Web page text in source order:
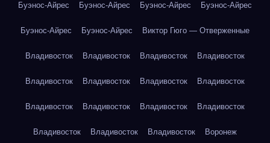
Буэнос-Айрес Буэнос-Айрес Буэнос-Айрес Буэнос-Айрес
Буэнос-Айрес Буэнос-Айрес Виктор Гюго — Отверженные
Владивосток Владивосток Владивосток Владивосток
Владивосток Владивосток Владивосток Владивосток
Владивосток Владивосток Владивосток Владивосток
Владивосток Владивосток Владивосток Воронеж